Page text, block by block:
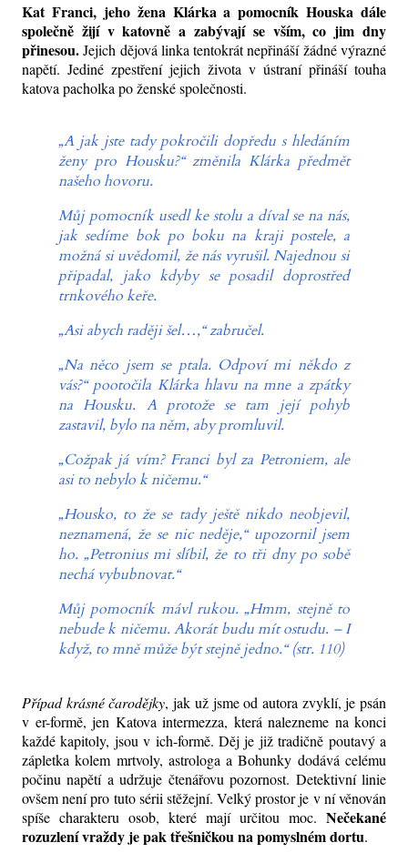
Kat Franci, jeho žena Klárka a pomocník Houska dále
společně žijí v katovně a zabývají se vším, co jim dny
přinesou.Jejich dějová linka tentokrát nepřináší žádné výrazné
napětí. Jediné zpestření jejich života v ústraní přináší touha
katova pacholka po ženské společnosti.
„A jak jste tady pokročili dopředu s hledáním
ženy pro Housku?“ změnila Klárka předmět
našeho hovoru.
Můj pomocník usedl ke stolu a díval se na nás,
jak sedíme bok po boku na kraji postele, a
možná si uvědomil, že nás vyrušil. Najednou si
připadal, jako kdyby se posadil doprostřed
trnkového keře.
„Asi abych raději šel…,“ zabručel.
„Na něco jsem se ptala. Odpoví mi někdo z
vás?“ pootočila Klárka hlavu na mne a zpátky
na Housku. A protože se tam její pohyb
zastavil, bylo na něm, aby promluvil.
„Cožpak já vím? Franci byl za Petroniem, ale
asi to nebylo k ničemu.“
„Housko, to že se tady ještě nikdo neobjevil,
neznamená, že se nic neděje,“ upozornil jsem
ho. „Petronius mi slíbil, že to tři dny po sobě
nechá vybubnovat.“
Můj pomocník mávl rukou. „Hmm, stejně to
nebude k ničemu. Akorát budu mít ostudu. – I
když, to mně může být stejně jedno.“ (str. 110)
Případ krásné čarodějky, jak už jsme od autora zvyklí, je psán
v er-formě, jen Katova intermezza, která nalezneme na konci
každé kapitoly, jsou v ich-formě. Děj je již tradičně poutavý a
zápletka kolem mrtvoly, astrologa a Bohunky dodává celému
počinu napětí a udržuje čtenářovu pozornost. Detektivní linie
ovšem není pro tuto sérii stěžejní. Velký prostor je v ní věnován
spíše charakteru osob, které mají určitou moc. Nečekané
rozuzlení vraždy je pak třešničkou na pomyslném dortu.